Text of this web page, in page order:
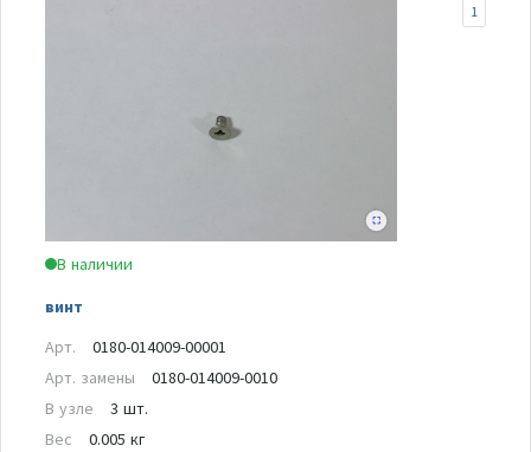
В наличии
винт
1
Арт.
0180-014009-00001
Арт. замены
0180-014009-0010
В узле
3 шт.
Вес
0.005 кг